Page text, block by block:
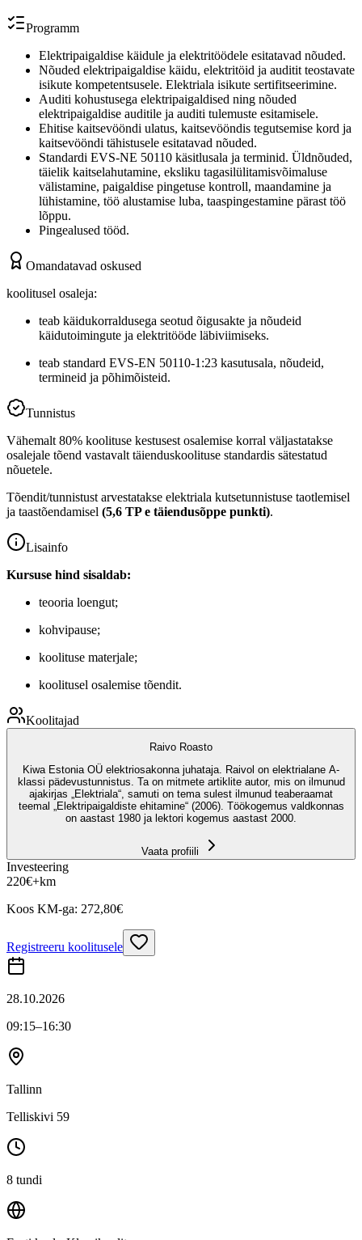
Programm
Elektripaigaldise käidule ja elektritöödele esitatavad nõuded.
Nõuded elektripaigaldise käidu, elektritöid ja auditit teostavate
isikute kompetentsusele. Elektriala isikute sertifitseerimine.
Auditi kohustusega elektripaigaldised ning nõuded
elektripaigaldise auditile ja auditi tulemuste esitamisele.
Ehitise kaitsevööndi ulatus, kaitsevööndis tegutsemise kord ja
kaitsevööndi tähistusele esitatavad nõuded.
Standardi EVS-NE 50110 käsitlusala ja terminid. Üldnõuded,
täielik kaitselahutamine, eksliku tagasilülitamisvõimaluse
välistamine, paigaldise pingetuse kontroll, maandamine ja
lühistamine, töö alustamise luba, taaspingestamine pärast töö
lõppu.
Pingealused tööd.
Omandatavad oskused
koolitusel osaleja:
teab käidukorraldusega seotud õigusakte ja nõudeid
käidutoimingute ja elektritööde läbiviimiseks.
teab standard EVS-EN 50110-1:23 kasutusala, nõudeid,
termineid ja põhimõisteid.
Tunnistus
Vähemalt 80% koolituse kestusest osalemise korral väljastatakse
osalejale tõend vastavalt täienduskoolituse standardis sätestatud
nõuetele.
Tõendit/tunnistust arvestatakse elektriala kutsetunnistuse taotlemisel
ja taastõendamisel (5,6 TP e täiendusõppe punkti).
Lisainfo
Kursuse hind sisaldab:
teooria loengut;
kohvipause;
koolituse materjale;
koolitusel osalemise tõendit.
Koolitajad
Raivo Roasto
Kiwa Estonia OÜ elektriosakonna juhataja. Raivol on elektrialane A-
klassi pädevustunnistus. Ta on mitmete artiklite autor, mis on ilmunud
ajakirjas „Elektriala“, samuti on tema sulest ilmunud teaberaamat
teemal „Elektripaigaldiste ehitamine“ (2006). Töökogemus valdkonnas
on aastast 1980 ja lektori kogemus aastast 2000.
Vaata profiili
Investeering
220€+km
Koos KM-ga: 272,80€
Registreeru koolitusele
28.10.2026
09:15–16:30
Tallinn
Telliskivi 59
8 tundi